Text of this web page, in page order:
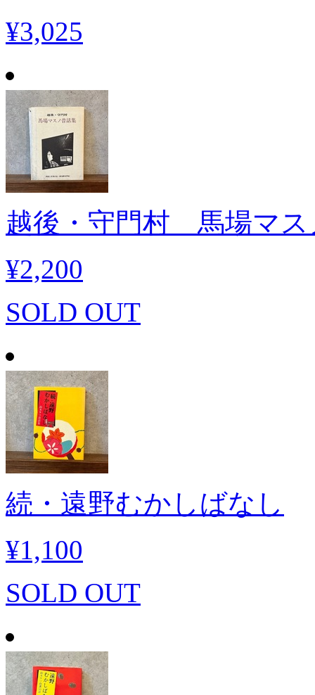
¥3,025
越後・守門村 馬場マス
¥2,200
SOLD OUT
続・遠野むかしばなし
¥1,100
SOLD OUT